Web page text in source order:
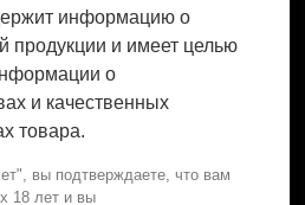
информацию о
продукции и имеет целью
о
и качественных
товара.
вы подтверждаете, что вам
18 лет и вы